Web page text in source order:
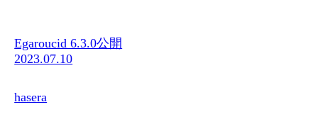
Egaroucid 6.3.0公開
2023.07.10
hasera